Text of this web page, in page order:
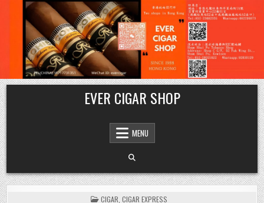
Skip
to
content
EVER CIGAR SHOP
MENU
POSTED
CIGAR CIGAR EXPRESS